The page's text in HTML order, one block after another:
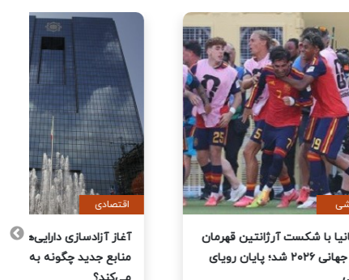
ورزشی
اسپانیا با شکست آرژانتین قهرمان
جام جهانی ۲۰۲۶ شد؛ پایان رویای
اقتصادی
آغاز
منابع